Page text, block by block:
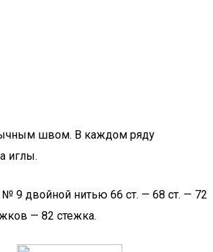
швом. В каждом ряду
иглы.
9 двойной нитью 66 ст. — 68 ст. — 72
— 82 стежка.